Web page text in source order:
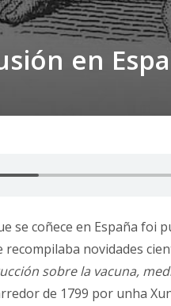
en
se coñece en España foi
novidades
sobre la vacuna,
de 1799 por unha